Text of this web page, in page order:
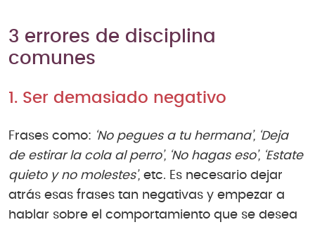
3 errores de disciplina
comunes
1. Ser demasiado negativo
Frases como: ‘No pegues a tu hermana’, ‘Deja
de estirar la cola al perro’, ‘No hagas eso’, ‘Estate
quieto y no molestes’, etc. Es necesario dejar
atrás esas frases tan negativas y empezar a
hablar sobre el comportamiento que se desea